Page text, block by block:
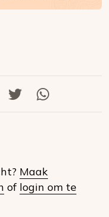
Deel
Deel
Maak
of login om te